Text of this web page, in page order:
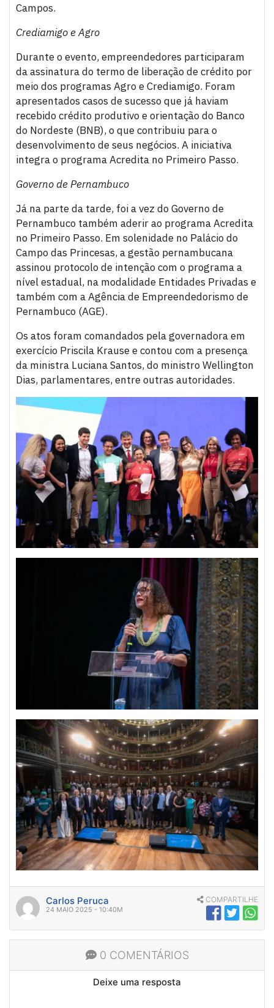
Campos.
Crediamigo e Agro
Durante o evento, empreendedores participaram
da assinatura do termo de liberação de crédito por
meio dos programas Agro e Crediamigo. Foram
apresentados casos de sucesso que já haviam
recebido crédito produtivo e orientação do Banco
do Nordeste (BNB), o que contribuiu para o
desenvolvimento de seus negócios. A iniciativa
integra o programa Acredita no Primeiro Passo.
Governo de Pernambuco
Já na parte da tarde, foi a vez do Governo de
Pernambuco também aderir ao programa Acredita
no Primeiro Passo. Em solenidade no Palácio do
Campo das Princesas, a gestão pernambucana
assinou protocolo de intenção com o programa a
nível estadual, na modalidade Entidades Privadas e
também com a Agência de Empreendedorismo de
Pernambuco (AGE).
Os atos foram comandados pela governadora em
exercício Priscila Krause e contou com a presença
da ministra Luciana Santos, do ministro Wellington
Dias, parlamentares, entre outras autoridades.
Carlos Peruca
24 MAIO 2025 - 10:40M
COMPARTILHE
0 COMENTÁRIOS
Deixe uma resposta